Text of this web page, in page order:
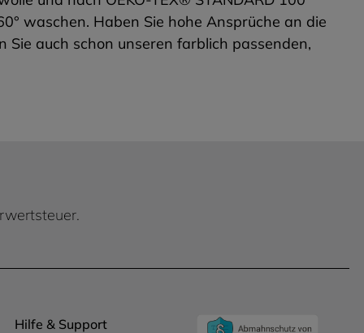
waschen. Haben Sie hohe Ansprüche an die
Sie auch schon unseren farblich passenden,
Hilfe & Support